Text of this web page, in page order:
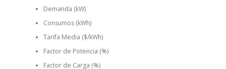
Demanda (kW)
Consumos (kWh)
Tarifa Media ($/kWh)
Factor de Potencia (%)
Factor de Carga (%)